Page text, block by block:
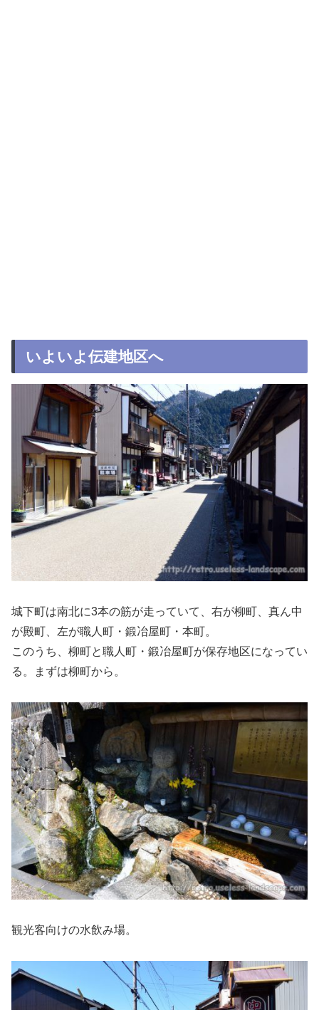
いよいよ伝建地区へ
城下町は南北に3本の筋が走っていて、右が柳町、真ん中
が殿町、左が職人町・鍛冶屋町・本町。
このうち、柳町と職人町・鍛冶屋町が保存地区になってい
る。まずは柳町から。
観光客向けの水飲み場。